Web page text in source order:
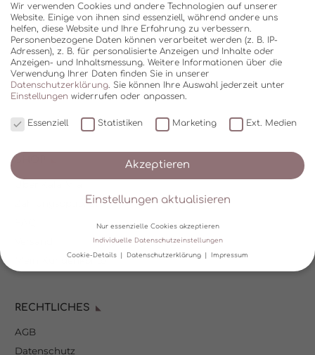
Zahlungsoptionen
Mein Kundenkonto
RECHTLICHES
AGB
Datenschutz
Wir verwenden Cookies und andere Technologien auf unserer
Website. Einige von ihnen sind essenziell, während andere uns
helfen, diese Website und Ihre Erfahrung zu verbessern.
Personenbezogene Daten können verarbeitet werden (z. B. IP-
Adressen), z. B. für personalisierte Anzeigen und Inhalte oder
Anzeigen- und Inhaltsmessung. Weitere Informationen über die
Verwendung Ihrer Daten finden Sie in unserer
Datenschutzerklärung Sie können Ihre Auswahl jederzeit unter
Einstellungen widerrufen oder anpassen.
Essenziell Statistiken Marketing Ext. Medien
Akzeptieren
Einstellungen aktualisieren
Nur essenzielle Cookies akzeptieren
Individuelle Datenschutzeinstellungen
Cookie-Details Datenschutzerklärung Impressum
Wir verwenden Cookies und andere Technologien auf unserer
helfen, diese Website und Ihre Erfahrung zu verbessern.